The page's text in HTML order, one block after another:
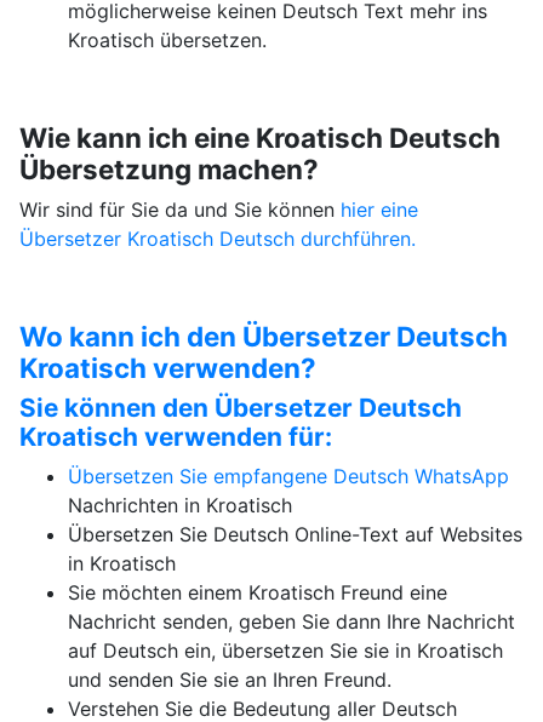
möglicherweise keinen Deutsch Text mehr ins
Kroatisch übersetzen.
Wie kann ich eine Kroatisch Deutsch
Übersetzung machen?
Wir sind für Sie da und Sie können hier eine
Übersetzer Kroatisch Deutsch durchführen.
Wo kann ich den Übersetzer Deutsch
Kroatisch verwenden?
Sie können den Übersetzer Deutsch
Kroatisch verwenden für:
Übersetzen Sie empfangene Deutsch WhatsApp
Nachrichten in Kroatisch
Übersetzen Sie Deutsch Online-Text auf Websites
in Kroatisch
Sie möchten einem Kroatisch Freund eine
Nachricht senden, geben Sie dann Ihre Nachricht
auf Deutsch ein, übersetzen Sie sie in Kroatisch
und senden Sie sie an Ihren Freund.
Verstehen Sie die Bedeutung aller Deutsch